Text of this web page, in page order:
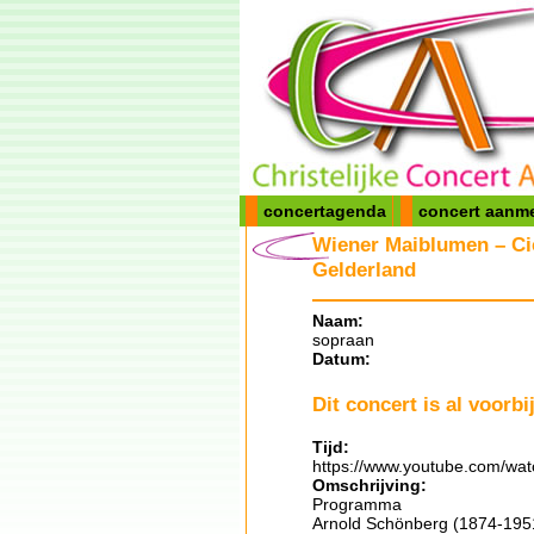
concertagenda concert
Wiener Maiblumen –
Gelderland
Naam:
sopraan
Datum:
Dit concert is al
Tijd:
https://www.youtube.com/
Omschrijving:
Programma
Arnold Schönberg (1874-